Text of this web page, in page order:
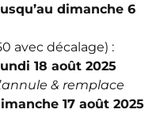
dimanche 6
avec décalage) :
18 août 2025
annule & remplace
17 août 2025